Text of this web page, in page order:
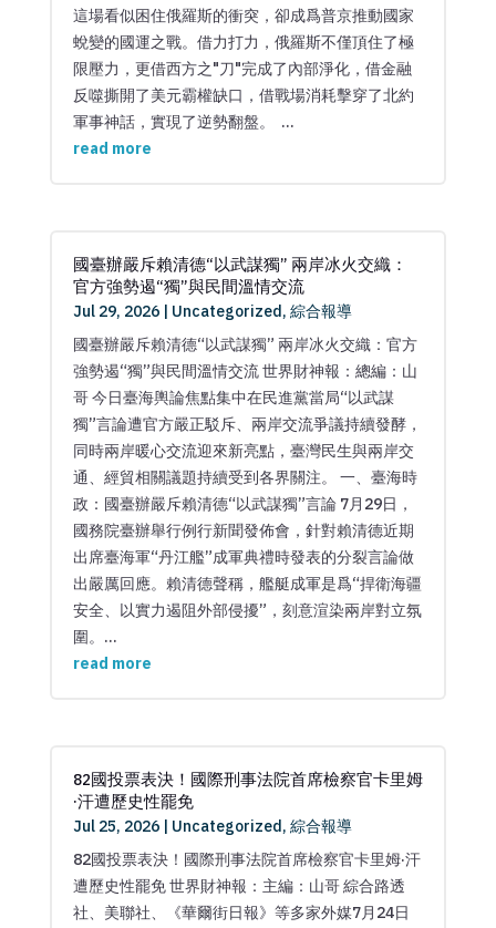
這場看似困住俄羅斯的衝突，卻成爲普京推動國家
蛻變的國運之戰。借力打力，俄羅斯不僅頂住了極
限壓力，更借西方之"刀"完成了內部淨化，借金融
反噬撕開了美元霸權缺口，借戰場消耗擊穿了北約
軍事神話，實現了逆勢翻盤。 ...
read more
國臺辦嚴斥賴清德“以武謀獨” 兩岸冰火交織：
官方強勢遏“獨”與民間溫情交流
Jul 29, 2026| Uncategorized, 綜合報導
國臺辦嚴斥賴清德“以武謀獨” 兩岸冰火交織：官方
強勢遏“獨”與民間溫情交流 世界財神報：總編：山
哥 今日臺海輿論焦點集中在民進黨當局“以武謀
獨”言論遭官方嚴正駁斥、兩岸交流爭議持續發酵，
同時兩岸暖心交流迎來新亮點，臺灣民生與兩岸交
通、經貿相關議題持續受到各界關注。 一、臺海時
政：國臺辦嚴斥賴清德“以武謀獨”言論 7月29日，
國務院臺辦舉行例行新聞發佈會，針對賴清德近期
出席臺海軍“丹江艦”成軍典禮時發表的分裂言論做
出嚴厲回應。賴清德聲稱，艦艇成軍是爲“捍衛海疆
安全、以實力遏阻外部侵擾”，刻意渲染兩岸對立氛
圍。...
read more
82國投票表決！國際刑事法院首席檢察官卡里姆
·汗遭歷史性罷免
Jul 25, 2026| Uncategorized , 綜合報導
82國投票表決！國際刑事法院首席檢察官卡里姆·汗
遭歷史性罷免 世界財神報：主編：山哥 綜合路透
社、美聯社、《華爾街日報》等多家外媒7月24日